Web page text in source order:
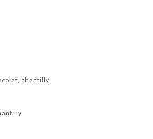
chantilly